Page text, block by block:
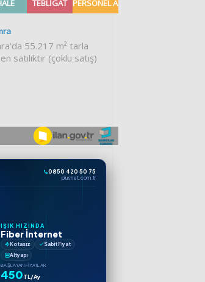
0850 420 50 75
plusnet.com.tr
IŞIK HIZINDA
Fiber İnternet
Kotasız
Sabit Fiyat
Altyapı
BAŞLAYAN FIYATLAR
450TL/Ay